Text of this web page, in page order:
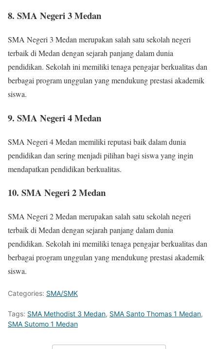
8. SMA Negeri 3 Medan
SMA Negeri 3 Medan merupakan salah satu sekolah negeri
terbaik di Medan dengan sejarah panjang dalam dunia
pendidikan. Sekolah ini memiliki tenaga pengajar berkualitas dan
berbagai program unggulan yang mendukung prestasi akademik
siswa.
9. SMA Negeri 4 Medan
SMA Negeri 4 Medan memiliki reputasi baik dalam dunia
pendidikan dan sering menjadi pilihan bagi siswa yang ingin
mendapatkan pendidikan berkualitas.
10. SMA Negeri 2 Medan
SMA Negeri 2 Medan merupakan salah satu sekolah negeri
terbaik di Medan dengan sejarah panjang dalam dunia
pendidikan. Sekolah ini memiliki tenaga pengajar berkualitas dan
berbagai program unggulan yang mendukung prestasi akademik
siswa.
Categories: SMA/SMK
Tags: SMA Methodist 3 Medan, SMA Santo Thomas 1 Medan,
SMA Sutomo 1 Medan